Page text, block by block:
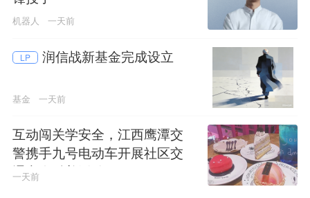
机器人 一天前
LP 润信战新基金完成设立
基金 一天前
互动闯关学安全，江西鹰潭交
警携手九号电动车开展社区交
通安全科普活动
一天前